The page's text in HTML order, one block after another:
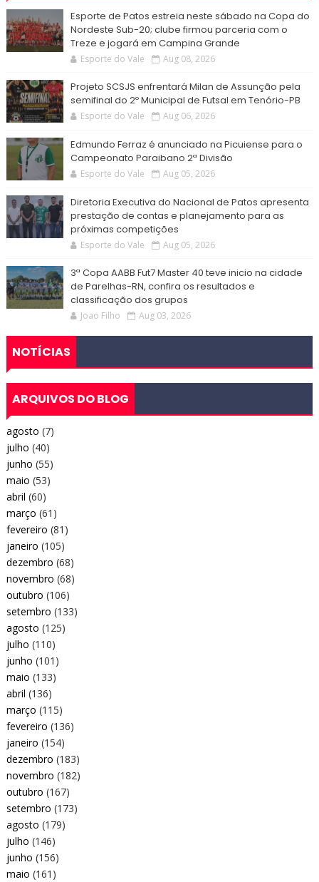
Esporte de Patos estreia neste sábado na Copa do
Nordeste Sub-20; clube firmou parceria com o
Treze e jogará em Campina Grande
Esporte do Vale Aug 08, 2026
Projeto SCSJS enfrentará Milan de Assunção pela
semifinal do 2º Municipal de Futsal em Tenório-PB
Esporte do Vale Aug 06, 2026
Edmundo Ferraz é anunciado na Picuiense para o
Campeonato Paraibano 2ª Divisão
Esporte do Vale Aug 05, 2026
Diretoria Executiva do Nacional de Patos apresenta
prestação de contas e planejamento para as
próximas competições
Esporte do Vale Aug 05, 2026
3ª Copa AABB Fut7 Master 40 teve inicio na cidade
de Parelhas-RN, confira os resultados e
classificação dos grupos
Joao Filho Aug 03, 2026
NOTÍCIAS
ARQUIVOS DO BLOG
agosto (7)
julho (40)
junho (55)
maio (53)
abril (60)
março (61)
fevereiro (81)
janeiro (105)
dezembro (68)
novembro (68)
outubro (106)
setembro (133)
agosto (125)
julho (110)
junho (101)
maio (133)
abril (136)
março (115)
fevereiro (136)
janeiro (154)
dezembro (183)
novembro (182)
outubro (167)
setembro (173)
agosto (179)
julho (146)
junho (156)
maio (161)